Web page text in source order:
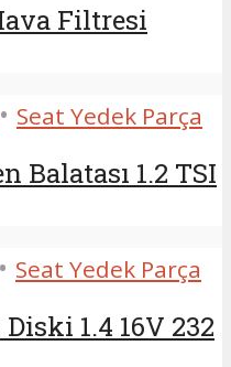
Filtresi
• Seat Yedek Parça
Balatası 1.2 TSI
• Seat Yedek Parça
1.4 16V 232